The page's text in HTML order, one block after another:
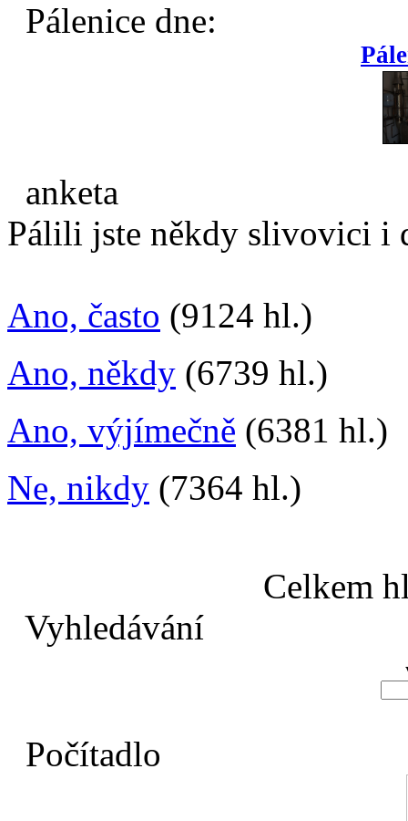
Pálenice dne:
anketa
Pálili jste někdy slivovici i
Ano, často (9124 hl.)
Ano, někdy (6739 hl.)
Ano, výjímečně (6381 hl.)
Ne, nikdy (7364 hl.)
Celkem
Vyhledávání
Počítadlo